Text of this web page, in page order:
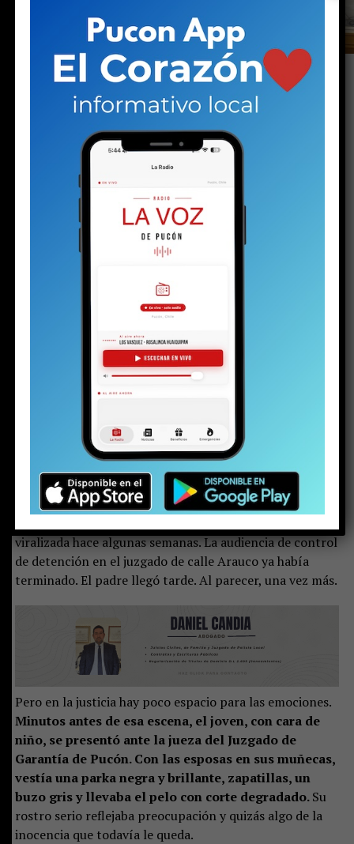
Arrendaba una pieza en el centro de Pucón. La
policía encontró un arma, balas, drogas y
dinero en efectivo. Pero no solo eso: también
halló la historia de un niño marcado por el
desarraigo familiar y, al parecer, capturado por
el mundo narco.
Lo dejaron tirado igual que a mí
Las palabras de una joven en el hall central de espera
del tribunal de Pucón suenan duras. Las escuchan otras
dos mujeres: una de mediana edad y otra mayor. Las tres
se muerden los labios, como haciendo un esfuerzo por
contener las lágrimas. Pero la mayor no puede.
gota brota de sus ojos y rueda lentamente por su
rostro está endurecido. Se nota rabia, enojo e
impotencia. Quizás todo al mismo tiempo. Pero la
parte del enojo aumenta cuando un hombre llega a
su lado. Ambos son los progenitores delmenor de 16
años detenido el martescon un arma y drogas, en el
viralizada hace algunas semanas. La audiencia de control
de detención en el juzgado de calle Arauco ya había
terminado. El padre llegó tarde. Al parecer, una vez más.
Pero en la justicia hay poco espacio para las emociones.
Minutos antes de esa escena, el joven, con cara de
niño, se presentó ante la jueza del Juzgado de
Garantía de Pucón. Con las esposas en sus muñecas,
vestía una parka negra y brillante, zapatillas, un
buzo gris y llevaba el pelo con corte degradado.Su
rostro serio reflejaba preocupación y quizás algo de la
inocencia que todavía le queda.